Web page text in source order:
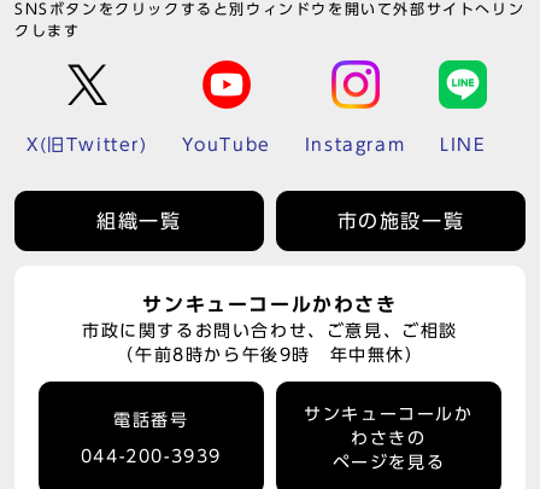
SNSボタンをクリックすると別ウィンドウを開いて外部サイトへリン
クします
X(旧Twitter) YouTube Instagram LINE
組織一覧 市の施設一覧
サンキューコールかわさき
市政に関するお問い合わせ、ご意見、ご相談
（午前8時から午後9時 年中無休）
電話番号
044-200-3939
サンキューコールか
わさきの
ページを見る